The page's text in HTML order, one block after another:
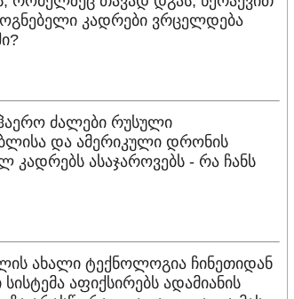
კადრები ვრცელდება
ძალები რუსული
და ამერიკული დრონის
კადრებს ასაჯაროვებს - რა ჩანს
ახალი ტექნოლოგია ჩინეთიდან
აფიქსირებს ადამიანის